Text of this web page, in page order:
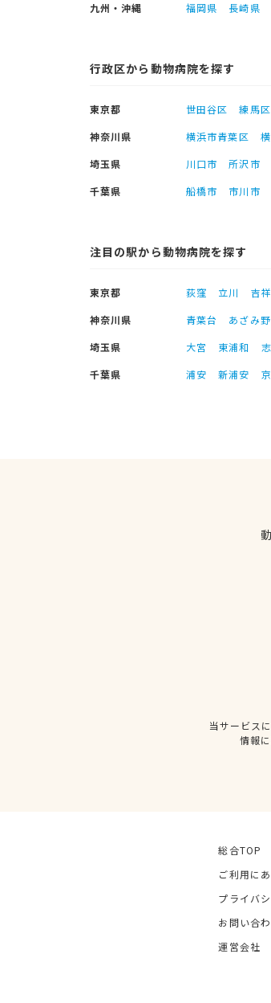
九州・沖縄
福岡県 長崎県
行政区から動物病院を探す
東京都 世田谷区 練馬区
神奈川県
横浜市青葉区
埼玉県
川口市 所沢市
千葉県
船橋市 市川市
注目の駅から動物病院を探す
東京都 荻窪 立川 吉
神奈川県
青葉台 あざみ野
埼玉県
大宮 東浦和
千葉県
浦安 新浦安
当サービス
情報
総合TOP
ご利用に
プライバ
お問い合
運営会社